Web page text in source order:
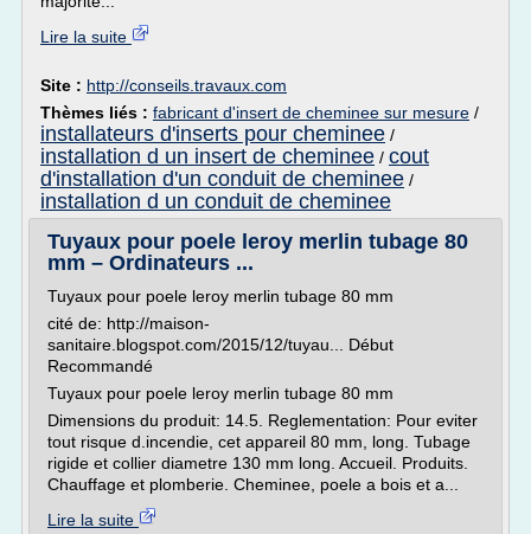
Lire la suite
Site : http://conseils.travaux.com
Thèmes liés : fabricant d'insert de cheminee sur mesure /
installateurs d'inserts pour cheminee /
installation d un insert de cheminee / cout
d'installation d'un conduit de cheminee /
installation d un conduit de cheminee
Tuyaux pour poele leroy merlin tubage 80
mm – Ordinateurs ...
Tuyaux pour poele leroy merlin tubage 80 mm
cité de: http://maison-
sanitaire.blogspot.com/2015/12/tuyau... Début
Recommandé
Tuyaux pour poele leroy merlin tubage 80 mm
Dimensions du produit: 14.5. Reglementation: Pour eviter
tout risque d.incendie, cet appareil 80 mm, long. Tubage
rigide et collier diametre 130 mm long. Accueil. Produits.
Chauffage et plomberie. Cheminee, poele a bois et a...
Lire la suite